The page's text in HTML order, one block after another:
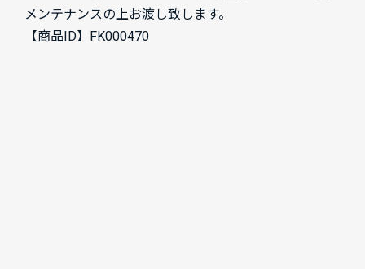
メンテナンスの上お渡し致します。
【商品ID】FK000470